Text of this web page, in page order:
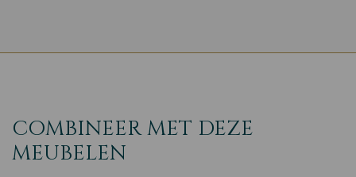
COMBINEER MET DEZE
MEUBELEN